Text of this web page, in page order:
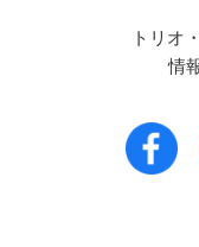
トリオ
情